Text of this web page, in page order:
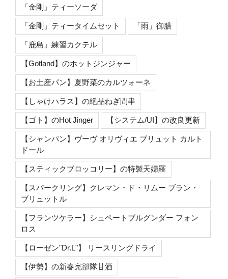
「金剛」ティーソーダ
「金剛」ティータイムセット 「雨」御膳
「鹿島」練習カクテル
【Gotland】のホットジンジャー
【お土産パン】夏野菜のカルツォーネ
【しゃけハラス】の絶品ねぎ間串
【ゴト】のHot Jinger 【システム/UI】の改良更新
【シャンパン】ヴーヴ オリヴィエ ブリュット カルト
ドール
【スティックブロッコリー】の特製天婦羅
【スパークリング】クレマン・ド・リムー ブラン・
ブリュットル
【フランツケラー】シュペートブルグンダー フォン
ロス
【ローゼン"Dr.L"】 リースリングドライ
【伊勢】の新春完部隊甘酒